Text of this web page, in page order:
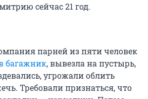
сейчас21 год.
парней из пяти человек
багажник, вывезла на пустырь,
угрожали облить
Требовали признаться, что